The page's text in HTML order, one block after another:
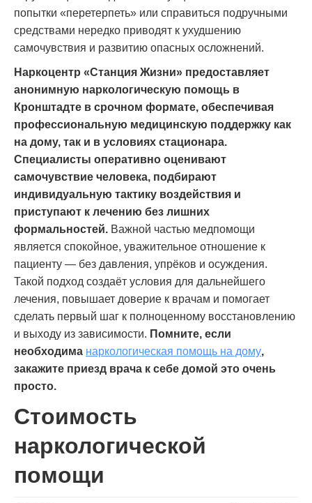
попытки «перетерпеть» или справиться подручными
средствами нередко приводят к ухудшению
самочувствия и развитию опасных осложнений.
Наркоцентр «Станция Жизни» предоставляет
анонимную наркологическую помощь в
Кронштадте в срочном формате, обеспечивая
профессиональную медицинскую поддержку как
на дому, так и в условиях стационара.
Специалисты оперативно оценивают
самочувствие человека, подбирают
индивидуальную тактику воздействия и
приступают к лечению без лишних
формальностей. Важной частью медпомощи
является спокойное, уважительное отношение к
пациенту — без давления, упрёков и осуждения.
Такой подход создаёт условия для дальнейшего
лечения, повышает доверие к врачам и помогает
сделать первый шаг к полноценному восстановлению
и выходу из зависимости. Помните, если
необходима наркологическая помощь на дому,
закажите приезд врача к себе домой это очень
просто.
Стоимость
наркологической
помощи